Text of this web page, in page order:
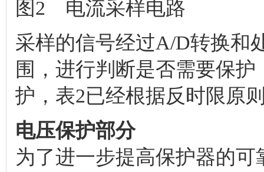
图2 电流采样电路
采样的信号经过A/D转换和
围，进行判断是否需要保
护，表2已经根据反时限原
电压保护部分
为了进一步提高保护器的